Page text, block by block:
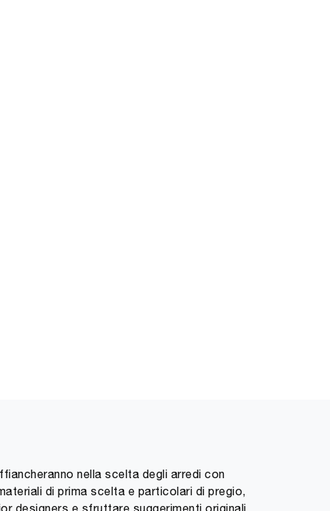
nella scelta degli arredi con
di prima scelta e particolari di pregio,
designers e sfruttare suggerimenti originali